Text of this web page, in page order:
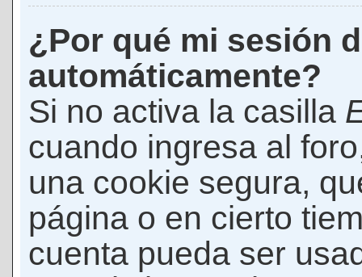
¿Por qué mi sesión
automáticamente?
Si no activa la casilla
cuando ingresa al
una cookie segura,
página o en cierto
cuenta pueda ser